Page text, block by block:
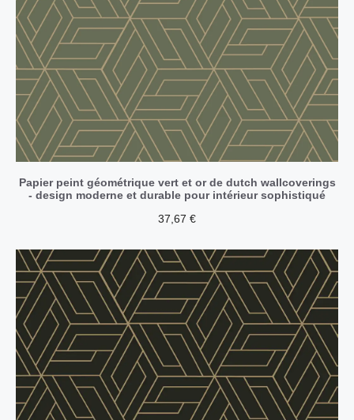
Papier peint géométrique vert et or de dutch wallcoverings
- design moderne et durable pour intérieur sophistiqué
37,67 €